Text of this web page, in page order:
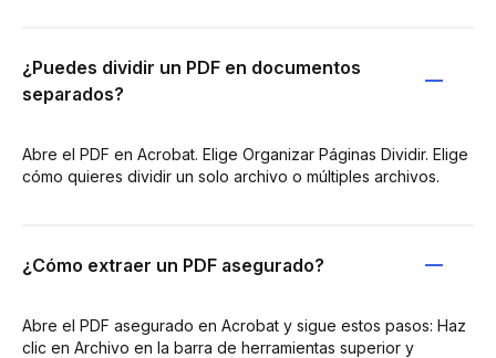
¿Puedes dividir un PDF en documentos
separados?
Abre el PDF en Acrobat. Elige Organizar Páginas Dividir. Elige
cómo quieres dividir un solo archivo o múltiples archivos.
¿Cómo extraer un PDF asegurado?
Abre el PDF asegurado en Acrobat y sigue estos pasos: Haz
clic en Archivo en la barra de herramientas superior y